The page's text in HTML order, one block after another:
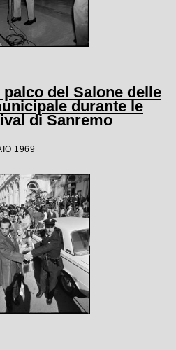
del Salone delle
durante le
di Sanremo
1969